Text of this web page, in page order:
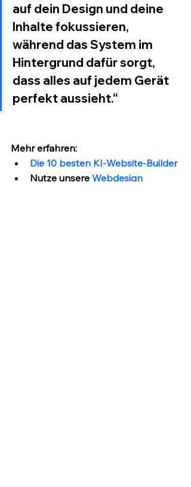
auf dein Design und deine
Inhalte fokussieren,
während das System im
Hintergrund dafür sorgt,
dass alles auf jedem Gerät
perfekt aussieht.“
Mehr erfahren:
Die 10 besten KI-Website-Builder
Nutze unsere Webdesign